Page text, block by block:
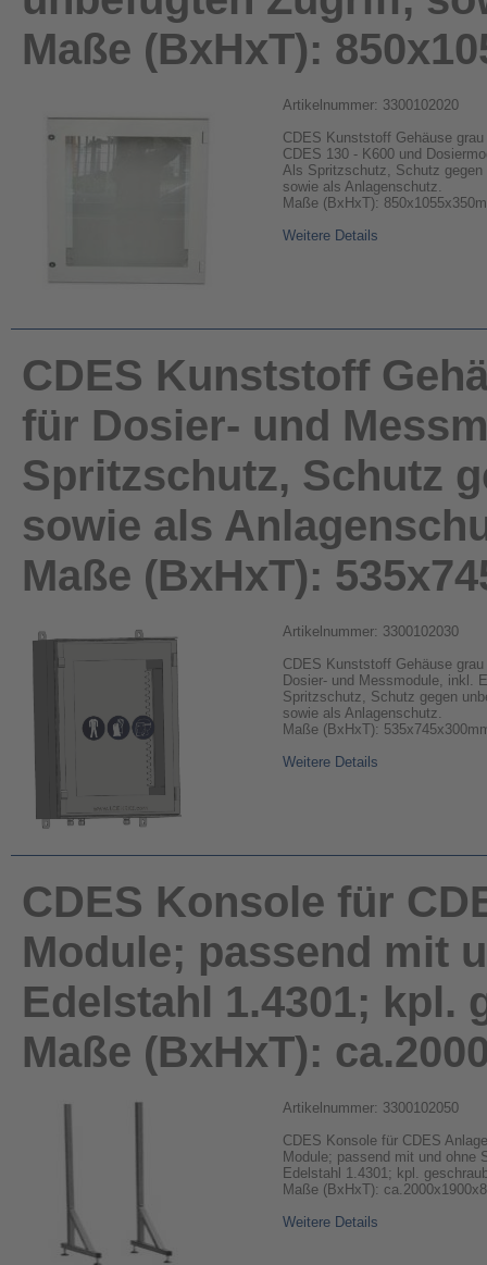
Maße (BxHxT):
Artikelnummer: 3300102020
CDES Kunststoff Gehäuse
CDES 130 - K600 und
Als Spritzschutz, Schutz gegen
sowie als Anlagenschutz.
Maße (BxHxT):
Weitere Details
CDES Kunststoff
für Dosier- und
Spritzschutz, Schutz
sowie als
Maße (BxHxT):
Artikelnummer: 3300102030
CDES Kunststoff Gehäuse
Dosier- und Messmodule, inkl.
Spritzschutz, Schutz gegen
sowie als Anlagenschutz.
Maße (BxHxT):
Weitere Details
CDES Konsole für
Module; passend mit
Edelstahl 1.4301; kpl.
Maße (BxHxT):
Artikelnummer: 3300102050
CDES Konsole für CDES
Module; passend mit und ohne
Edelstahl 1.4301; kpl.
Maße (BxHxT):
Weitere Details